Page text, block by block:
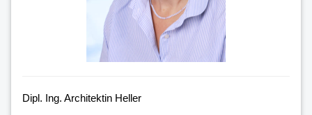
Dipl. Ing. Architektin Heller